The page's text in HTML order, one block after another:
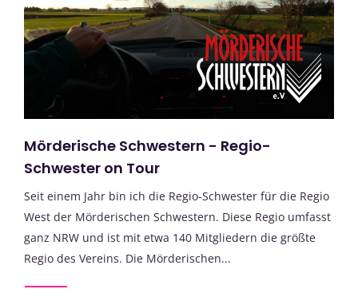
Mörderische Schwestern - Regio-
Schwester on Tour
Seit einem Jahr bin ich die Regio-Schwester für die Regio
West der Mörderischen Schwestern. Diese Regio umfasst
ganz NRW und ist mit etwa 140 Mitgliedern die größte
Regio des Vereins. Die Mörderischen...